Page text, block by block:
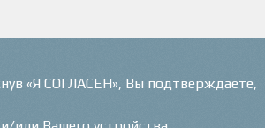
«Я СОГЛАСЕН», Вы подтверждаете,